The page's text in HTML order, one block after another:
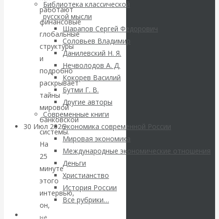
Библиотека классической
русской мысли
Шарапов Сергей Федорович
Соловьев Владимир
Данилевский Н. Я.
Нечволодов А. Д.
Кокорев Василий
Бутми Г. В.
Другие авторы
Современные книги
Экономика современной России
Мировая экономика
Международные экономические отношения
Деньги
Христианство
История России
Все рубрики…
Авторы РЭОШ
ВАлентин
Катасонов.
Саммит НАТО в
Турции: Drang
nach Osten
30 Июл 2026Банки
Валентин
Катасонов. Кто
определяет
работают
финансовые
глобальные
структуры
и
подробно
раскрывает
тайны
мировой
банковской
системы.
На
25
минуте
этого
интервью,
он,